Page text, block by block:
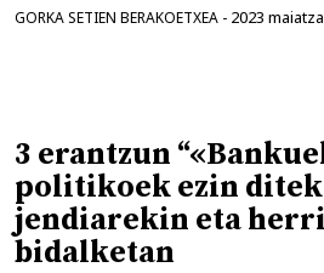
GORKA SETIEN BERAKOETXEA - 2023
3 erantzun
politikoek ezin
jendiarekin eta
bidalketan